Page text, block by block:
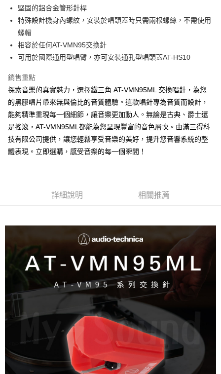
堅固的鋁合金管形針桿
特殊設計機身內螺紋，安裝於唱頭蓋時只需兩根螺絲，不需使用
螺帽
相容於任何AT-VMN95交換針
可用於國際通用型唱臂，亦可安裝通孔型唱頭蓋AT-HS10
銷售重點
探索音樂的真實魅力，選擇鐵三角 AT-VMN95ML 交換唱針，為您
的黑膠唱片帶來無與倫比的音質體驗。這款唱針專為音質而設計，
能夠精準重現每一個細節，讓音樂更加動人。無論是古典、爵士還
是搖滾，AT-VMN95ML都能為您呈現豐富的音色層次。由滿三得科
技有限公司提供，讓您輕鬆享受音樂的美好，提升您音響系統的整
體表現。立即選購，感受音樂的每一個瞬間！
詳細說明 相關推薦